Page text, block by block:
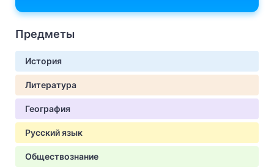
Предметы
История
Литература
География
Русский язык
Обществознание